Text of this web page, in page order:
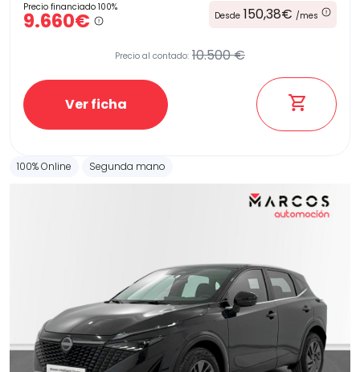
Precio financiado 100%
9.660€ Desde 150,38€ /mes
Precio al contado: 10.500 €
Ver ficha
100% Online Segunda mano